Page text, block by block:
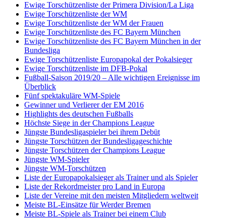
Ewige Torschützenliste der Primera Division/La Liga
Ewige Torschützenliste der WM
Ewige Torschützenliste der WM der Frauen
Ewige Torschützenliste des FC Bayern München
Ewige Torschützenliste des FC Bayern München in der
Bundesliga
Ewige Torschützenliste Europapokal der Pokalsieger
Ewige Torschützenliste im DFB-Pokal
Fußball-Saison 2019/20 – Alle wichtigen Ereignisse im
Überblick
Fünf spektakuläre WM-Spiele
Gewinner und Verlierer der EM 2016
Highlights des deutschen Fußballs
Höchste Siege in der Champions League
Jüngste Bundesligaspieler bei ihrem Debüt
Jüngste Torschützen der Bundesligageschichte
Jüngste Torschützen der Champions League
Jüngste WM-Spieler
Jüngste WM-Torschützen
Liste der Europapokalsieger als Trainer und als Spieler
Liste der Rekordmeister pro Land in Europa
Liste der Vereine mit den meisten Mitgliedern weltweit
Meiste BL-Einsätze für Werder Bremen
Meiste BL-Spiele als Trainer bei einem Club